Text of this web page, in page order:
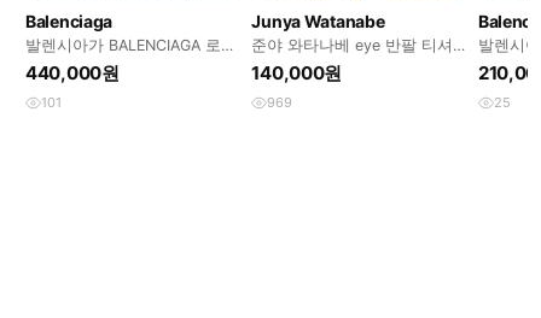
Balenciaga
발렌시아가 BALENCIAGA 로고
반팔티 S 써머 티셔츠 여름티
반팔
440,000원
101
Junya Watanabe
준야 와타나베 eye 반팔 티셔
츠
140,000원
969
발렌시
Big 반
25